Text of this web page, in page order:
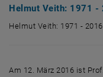
Helmut Veith: 1971 -
Helmut Veith: 1971 - 2016
Am 12. März 2016 ist